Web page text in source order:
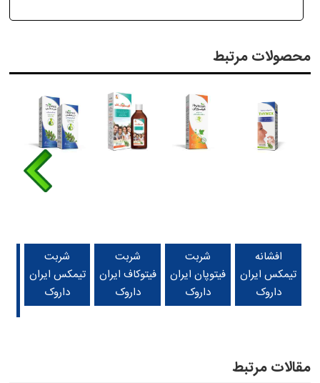
محصولات مرتبط
افشانه
تیمکس ایران
داروک
شربت
فیتوپان ایران
داروک
شربت
فیتوکاف ایران
داروک
شربت
تیمکس ایران
داروک
مقالات مرتبط